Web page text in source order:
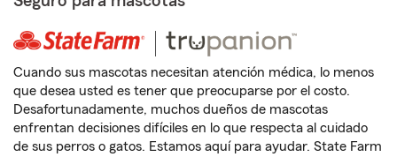
Cuando sus mascotas necesitan atención médica, lo menos
que desea usted es tener que preocuparse por el costo.
Desafortunadamente, muchos dueños de mascotas
enfrentan decisiones difíciles en lo que respecta al cuidado
de sus perros o gatos. Estamos aquí para ayudar. State Farm